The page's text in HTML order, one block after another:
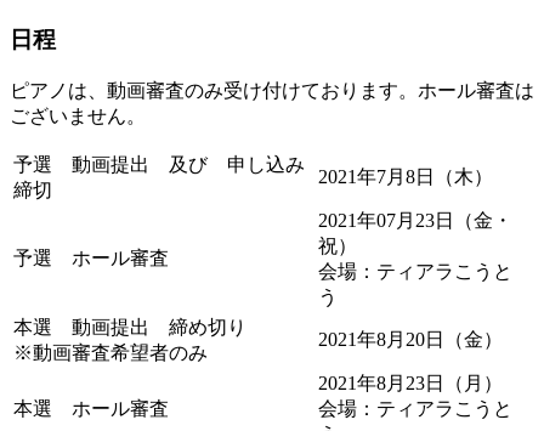
日程
ピアノは、動画審査のみ受け付けております。ホール審査は
ございません。
予選 動画提出 及び 申し込み
締切
2021年7月8日（木）
予選 ホール審査
2021年07月23日（金・
祝）
会場：ティアラこうと
う
本選 動画提出 締め切り
※動画審査希望者のみ
2021年8月20日（金）
本選 ホール審査
2021年8月23日（月）
会場：ティアラこうと